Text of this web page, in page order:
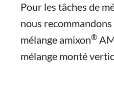
Pour les tâches de
nous
mélange amixon®
mélange monté